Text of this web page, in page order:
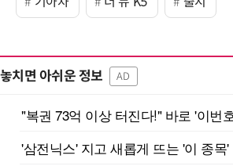
놓치면 아쉬운 정보 AD